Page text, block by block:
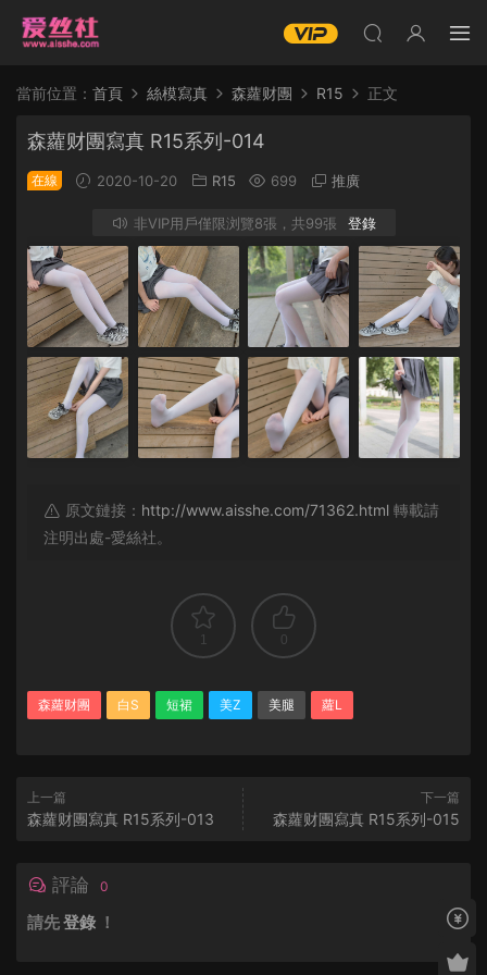
當前位置： 首頁 絲模寫真 森蘿财團 R15 正文
森蘿财團寫真 R15系列-014
在線 2020-10-20 R15 699 推廣
非VIP用戶僅限浏覽8張，共99張 登錄
原文鏈接： http://www.aisshe.com/71362.html 轉載請
注明出處-愛絲社。
1 0
森蘿财團 白S 短裙 美Z 美腿 蘿L
上一篇
森蘿财團寫真 R15系列-013
下一篇
森蘿财團寫真 R15系列-015
評論 0
請先登錄 ！